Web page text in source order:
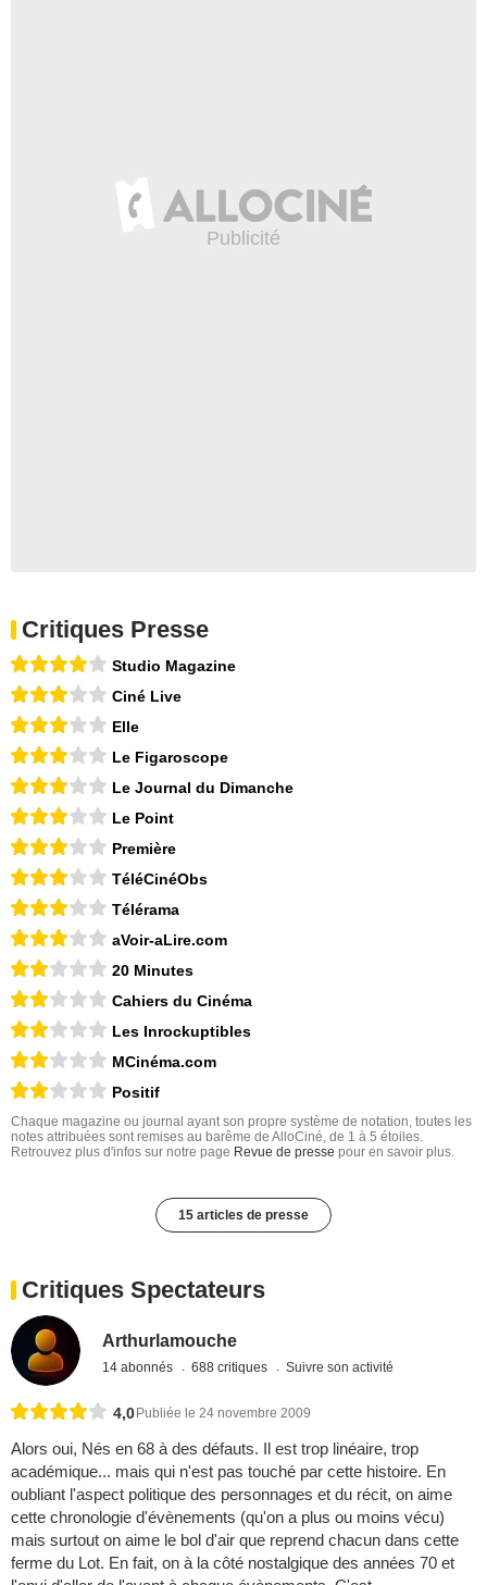
Critiques Presse
Studio Magazine
Ciné Live
Elle
Le Figaroscope
Le Journal du Dimanche
Le Point
Première
TéléCinéObs
Télérama
aVoir-aLire.com
20 Minutes
Cahiers du Cinéma
Les Inrockuptibles
MCinéma.com
Positif
Chaque magazine ou journal ayant son propre système de notation, toutes les
notes attribuées sont remises au barême de AlloCiné, de 1 à 5 étoiles.
Retrouvez plus d'infos sur notre page Revue de presse pour en savoir plus.
15 articles de presse
Critiques Spectateurs
Arthurlamouche
14 abonnés 688 critiques Suivre son activité
4,0Publiée le 24 novembre 2009
Alors oui, Nés en 68 à des défauts. Il est trop linéaire, trop
académique... mais qui n'est pas touché par cette histoire. En
oubliant l'aspect politique des personnages et du récit, on aime
cette chronologie d'évènements (qu'on a plus ou moins vécu)
mais surtout on aime le bol d'air que reprend chacun dans cette
ferme du Lot. En fait, on à la côté nostalgique des années 70 et